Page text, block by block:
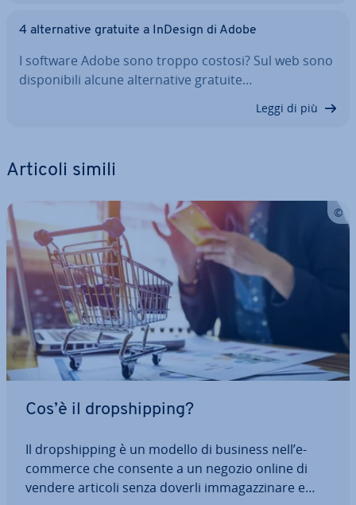
4 al­ter­na­ti­ve gratuite a InDesign di Adobe
I software Adobe sono troppo costosi? Sul web sono
di­spo­ni­bi­li alcune al­ter­na­ti­ve gratuite…
Leggi di più
Articoli simili
Cos’è il drop­ship­ping?
Il drop­ship­ping è un modello di business nell’e-
commerce che consente a un negozio online di
vendere articoli senza doverli im­ma­gaz­zi­na­re e